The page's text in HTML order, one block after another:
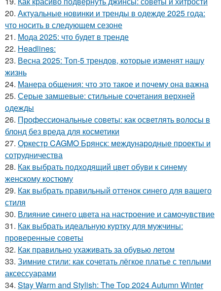
20. Актуальные новинки и тренды в одежде 2025 года:
что носить в следующем сезоне
21. Мода 2025: что будет в тренде
22. Headlines:
23. Весна 2025: Топ-5 трендов, которые изменят нашу
жизнь
24. Манера общения: что это такое и почему она важна
25. Серые замшевые: стильные сочетания верхней
одежды
26. Профессиональные советы: как осветлять волосы в
блонд без вреда для косметики
27. Оркестр CAGMO Брянск: международные проекты и
сотрудничества
28. Как выбрать подходящий цвет обуви к синему
женскому костюму
29. Как выбрать правильный оттенок синего для вашего
стиля
30. Влияние синего цвета на настроение и самочувствие
31. Как выбрать идеальную куртку для мужчины:
проверенные советы
32. Как правильно ухаживать за обувью летом
33. Зимние стили: как сочетать лёгкое платье с теплыми
аксессуарами
34. Stay Warm and Stylish: The Top 2024 Autumn Winter